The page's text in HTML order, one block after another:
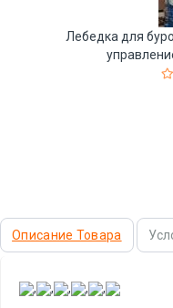
Лебедка для
Описание Товара
, , , , ,